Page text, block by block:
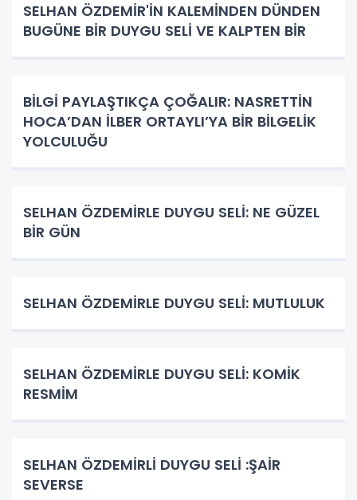
SELHAN ÖZDEMİR'İN KALEMİNDEN DÜNDEN
BUGÜNE BİR DUYGU SELİ VE KALPTEN BİR
BİLGİ PAYLAŞTIKÇA ÇOĞALIR: NASRETTİN
HOCA’DAN İLBER ORTAYLI’YA BİR BİLGELİK
YOLCULUĞU
SELHAN ÖZDEMİRLE DUYGU SELİ: NE GÜZEL
BİR GÜN
SELHAN ÖZDEMİRLE DUYGU SELİ: MUTLULUK
SELHAN ÖZDEMİRLE DUYGU SELİ: KOMİK
RESMİM
SELHAN ÖZDEMİRLİ DUYGU SELİ :ŞAİR
SEVERSE